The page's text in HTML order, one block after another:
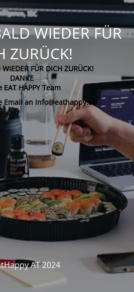
WIEDER FÜR
ZURÜCK!
WIEDER FÜR DICH ZURÜCK!
DANKE
EAT HAPPY Team
Email an info@eathappy.at
AT 2024